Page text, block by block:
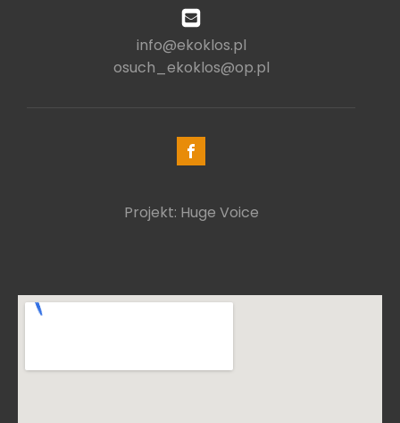
info@ekoklos.pl
osuch_ekoklos@op.pl
Projekt: Huge Voice